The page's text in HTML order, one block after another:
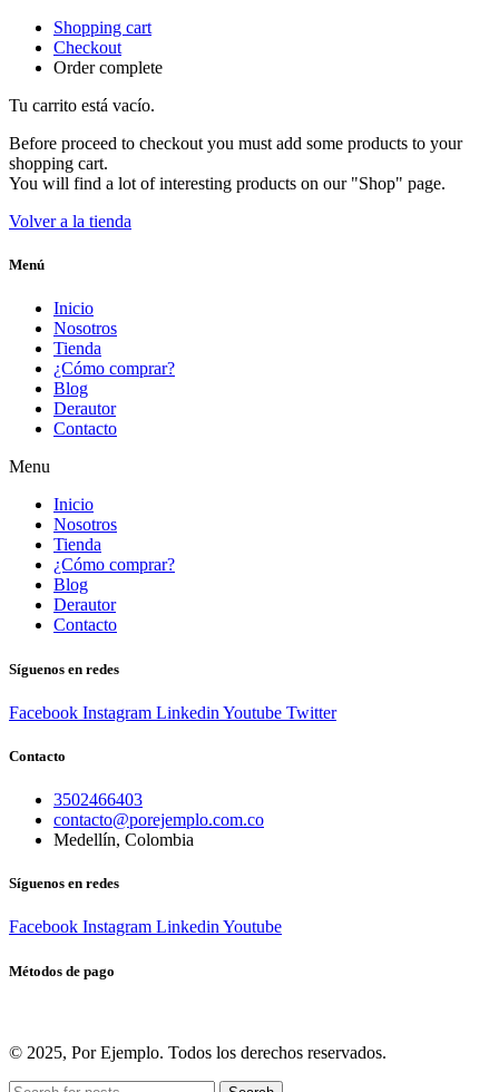
Shopping cart
Checkout
Order complete
Tu carrito está vacío.
Before proceed to checkout you must add some products to your
shopping cart.
You will find a lot of interesting products on our "Shop" page.
Volver a la tienda
Menú
Inicio
Nosotros
Tienda
¿Cómo comprar?
Blog
Derautor
Contacto
Menu
Inicio
Nosotros
Tienda
¿Cómo comprar?
Blog
Derautor
Contacto
Síguenos en redes
Facebook Instagram Linkedin Youtube Twitter
Contacto
3502466403
contacto@porejemplo.com.co
Medellín, Colombia
Síguenos en redes
Facebook Instagram Linkedin Youtube
Métodos de pago
© 2025, Por Ejemplo. Todos los derechos reservados.